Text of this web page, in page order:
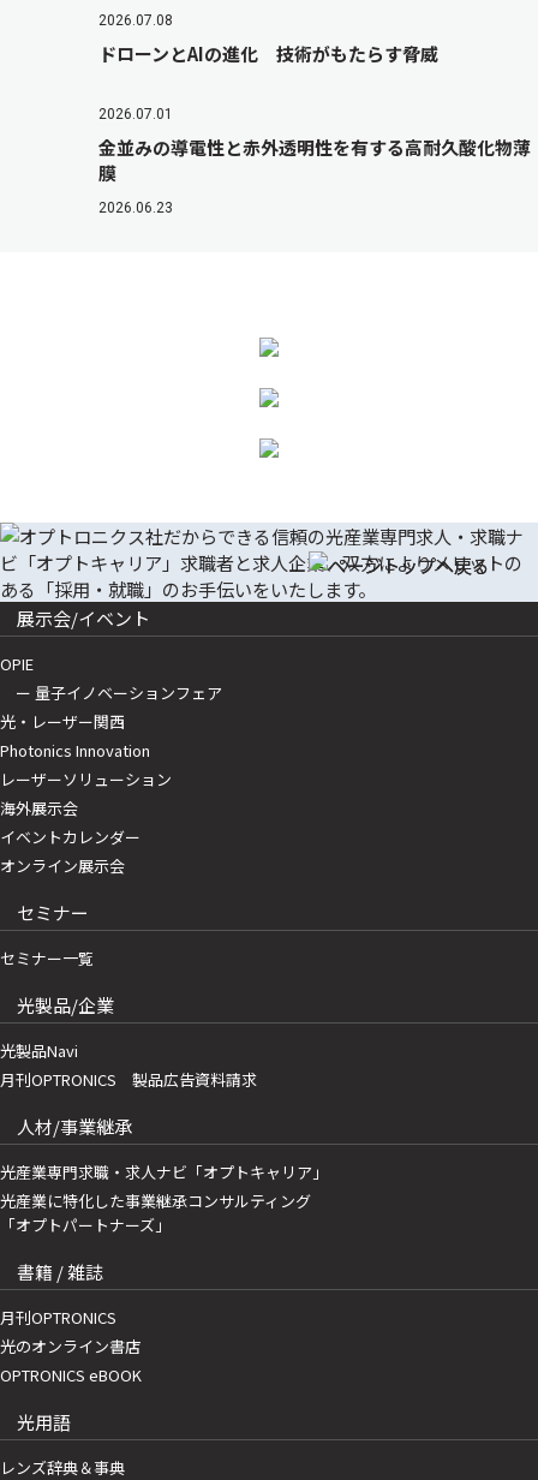
2026.07.08
ドローンとAIの進化 技術がもたらす脅威
2026.07.01
金並みの導電性と赤外透明性を有する高耐久酸化物薄
膜
2026.06.23
展示会/イベント
OPIE
ー 量子イノベーションフェア
光・レーザー関西
Photonics Innovation
レーザーソリューション
海外展示会
イベントカレンダー
オンライン展示会
セミナー
セミナー一覧
光製品/企業
光製品Navi
月刊OPTRONICS 製品広告資料請求
人材/事業継承
光産業専門求職・求人ナビ「オプトキャリア」
光産業に特化した事業継承コンサルティング
「オプトパートナーズ」
書籍 / 雑誌
月刊OPTRONICS
光のオンライン書店
OPTRONICS eBOOK
光用語
レンズ辞典＆事典